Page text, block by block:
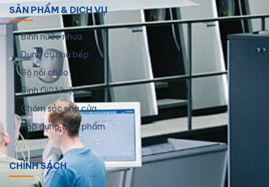
SẢN PHẨM & DỊCH VỤ
Bình nước nhựa
Dụng cụ nhà bếp
Bộ nồi chảo
Bình Giữ Nhiệt
Chăm sóc nhà cửa
Hộp đựng thực phẩm
CHÍNH SÁCH